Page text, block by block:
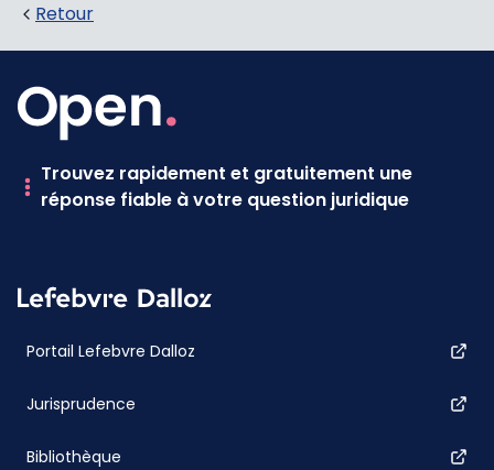
Retour
Trouvez rapidement et gratuitement une
réponse fiable à votre question juridique
Portail Lefebvre Dalloz
Jurisprudence
Bibliothèque